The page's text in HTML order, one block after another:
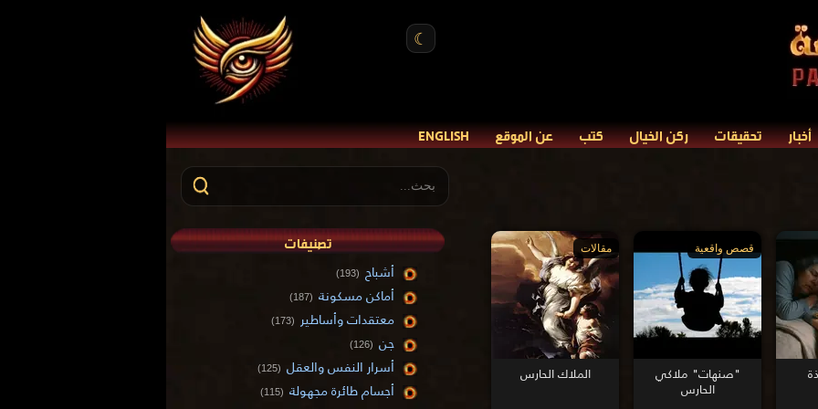
☾
أخبار تحقيقات ركن الخيال كتب عن الموقع ENGLISH
قصص واقعية
"صنهات" ملاكي
الحارس
مقالات
الملاك الحارس
تصنيفات
أشباح (193)
أماكن مسكونة (187)
معتقدات وأساطير (173)
جن (126)
أسرار النفس والعقل (125)
أجسام طائرة مجهولة (115)